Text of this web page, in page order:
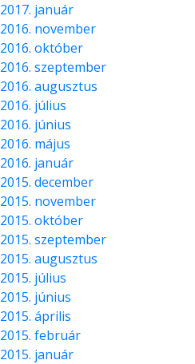
2017. január
2016. november
2016. október
2016. szeptember
2016. augusztus
2016. július
2016. június
2016. május
2016. január
2015. december
2015. november
2015. október
2015. szeptember
2015. augusztus
2015. július
2015. június
2015. április
2015. február
2015. január